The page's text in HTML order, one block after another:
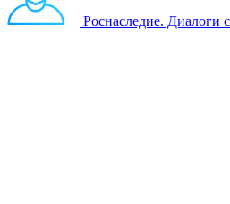
Роснаследие. Диалоги